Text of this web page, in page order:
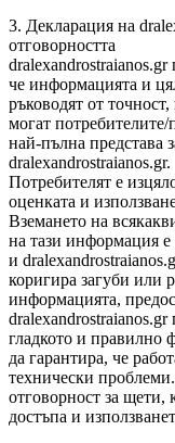
3. Декларация на
отговорността
dralexandrostraianos.gr
че информацията и
ръководят от
могат
най-пълна представа
dralexandrostraianos.gr.
Потребителят е
оценката и
Вземането на
на тази информация е
и
коригира загуби или
информацията,
гладкото и правилно
да гарантира, че
технически
отговорност за щети,
достъпа и